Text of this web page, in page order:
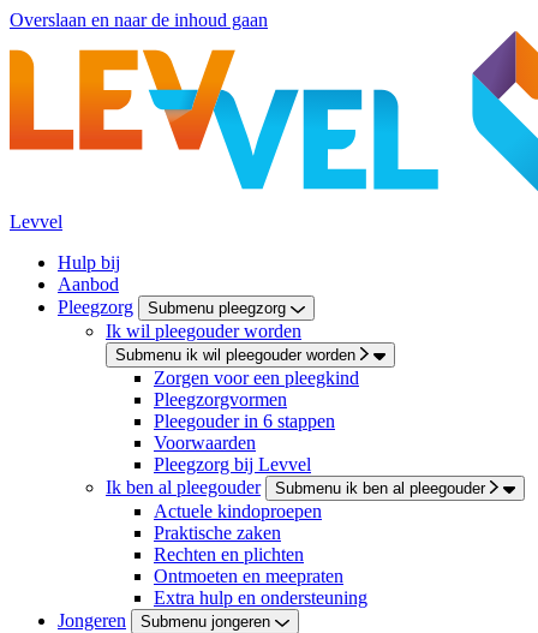
Overslaan en naar de inhoud gaan
Levvel
Hulp bij
Aanbod
Pleegzorg
Submenu pleegzorg
Ik wil pleegouder worden
Submenu ik wil pleegouder worden
Zorgen voor een pleegkind
Pleegzorgvormen
Pleegouder in 6 stappen
Voorwaarden
Pleegzorg bij Levvel
Ik ben al pleegouder
Submenu ik ben al pleegouder
Actuele kindoproepen
Praktische zaken
Rechten en plichten
Ontmoeten en meepraten
Extra hulp en ondersteuning
Jongeren
Submenu jongeren